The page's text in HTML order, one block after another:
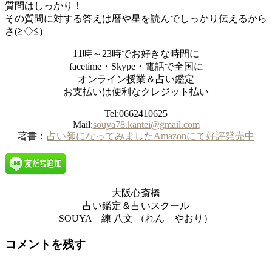
質問はしっかり！
その質問に対する答えは暦や星を読んでしっかり伝えるから
さ(≧◇≦)
11時～23時でお好きな時間に
facetime・Skype・電話で全国に
オンライン授業＆占い鑑定
お支払いは便利なクレジット払い
Tel:0662410625
Mail:souya78.kantei@gmail.com
著書： 占い師になってみましたAmazonにて好評発売中
大阪心斎橋
占い鑑定＆占いスクール
SOUYA 練 八文 （れん やおり）
コメントを残す